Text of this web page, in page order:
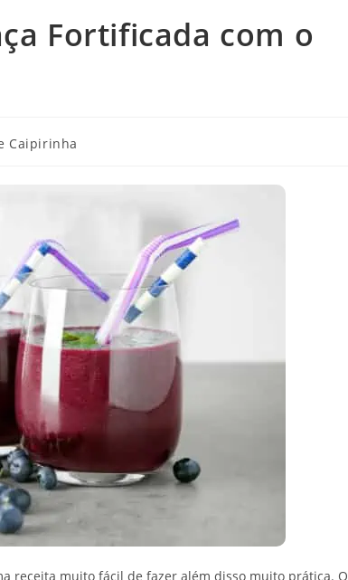
Fortificada com o
Caipirinha
receita muito fácil de fazer além disso muito prática. O